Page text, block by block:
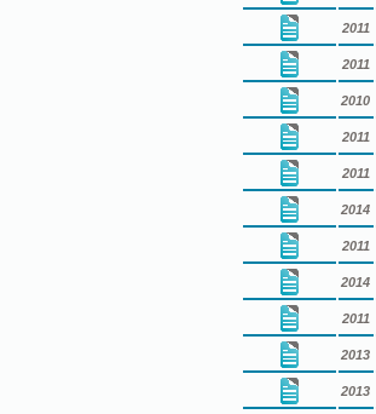
2011
2011
2010
2011
2011
2014
2011
2014
2011
2013
2013